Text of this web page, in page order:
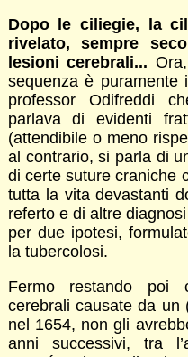
Dopo le ciliegie, la
rivelato, sem­pre
lesioni cerebrali...
sequenza è puramente
professor Odifreddi
parlava di evidenti
(attendibile o meno
al contrario, si parla di
di certe suture craniche
tutta la vita devastanti
referto e di altre
per due ipotesi,
la tubercolosi.
Fermo restando poi
cerebrali causate da un
nel 1654, non gli
anni successivi, tra